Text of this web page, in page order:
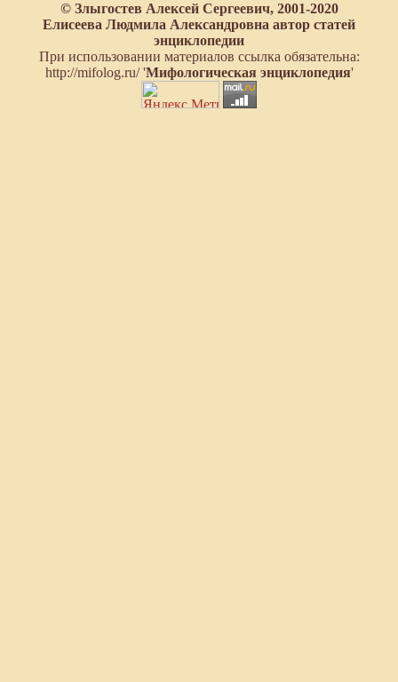
© Злыгостев Алексей Сергеевич, 2001-2020
Елисеева Людмила Александровна автор статей
энциклопедии
При использовании материалов ссылка обязательна:
http://mifolog.ru/ 'Мифологическая энциклопедия'